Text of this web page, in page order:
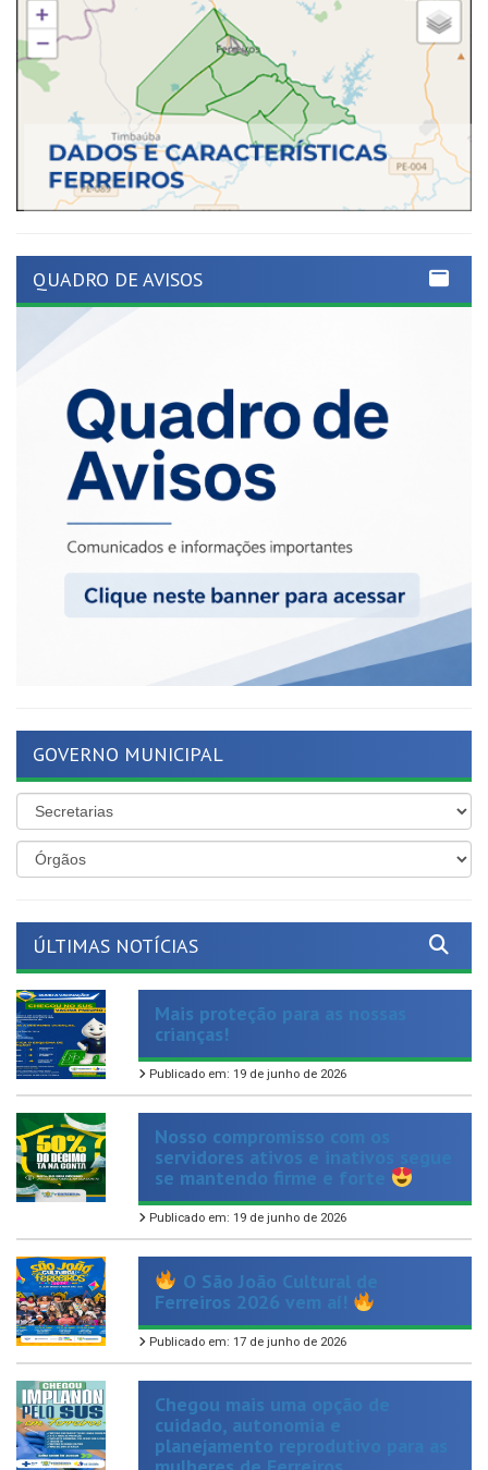
Mais proteção para as nossas
crianças!
Publicado em: 19 de junho de 2026
Nosso compromisso com os
servidores ativos e inativos segue
se mantendo firme e forte
Publicado em: 19 de junho de 2026
O São João Cultural de
Ferreiros 2026 vem aí!
Publicado em: 17 de junho de 2026
Chegou mais uma opção de
cuidado, autonomia e
planejamento reprodutivo para as
mulheres de Ferreiros.
Publicado em: 14 de maio de 2026